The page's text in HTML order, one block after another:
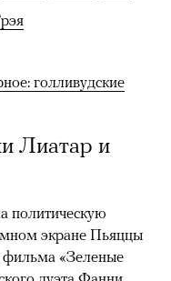
голливудские
Лиатар и
политическую
экране Пьяццы
фильма «Зеленые